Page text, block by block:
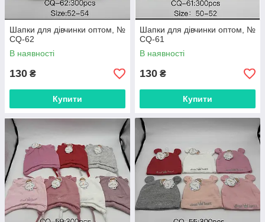
Шапки для дівчинки оптом, №
CQ-62
В наявності
130 ₴
Купити
Шапки для дівчинки оптом, №
CQ-61
В наявності
130 ₴
Купити